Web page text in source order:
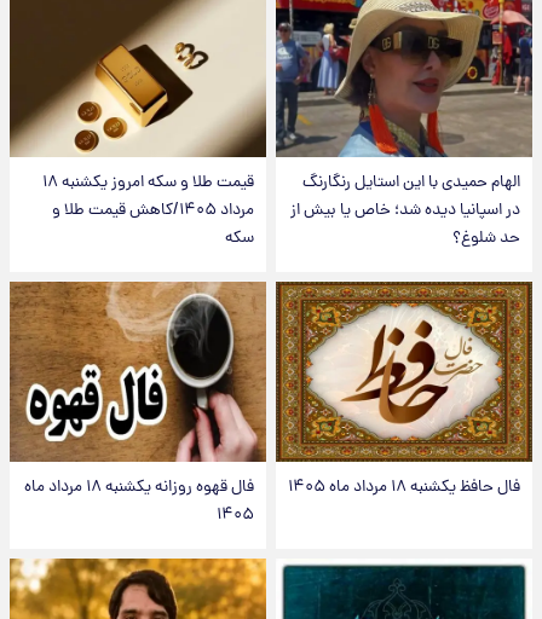
الهام حمیدی با این استایل رنگارنگ
در اسپانیا دیده شد؛ خاص یا بیش از
حد شلوغ؟
قیمت طلا و سکه امروز یکشنبه ۱۸
مرداد ۱۴۰۵/کاهش قیمت طلا و
سکه
فال حافظ یکشنبه ۱۸ مرداد ماه ۱۴۰۵
فال قهوه روزانه یکشنبه ۱۸ مرداد ماه
۱۴۰۵